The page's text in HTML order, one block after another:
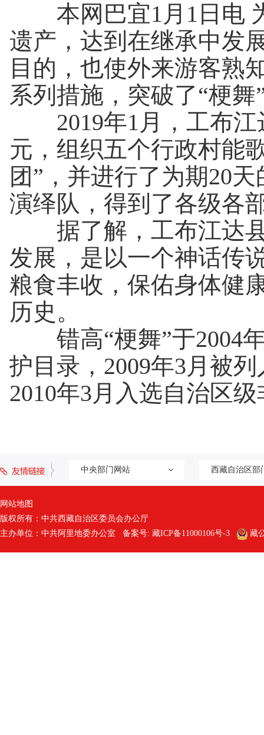
本网巴宜1月1日电
遗产，达到在继承中发
目的，也使外来游客熟
系列措施，突破了“梗
2019年1月，工布江
元，组织五个行政村能
团”，并进行了为期20
演绎队，得到了各级各
据了解，工布江达县
发展，是以一个神话传
粮食丰收，保佑身体健
历史。
错高“梗舞”于2004年
护目录，2009年3月被
2010年3月入选自治区
中央部门网站 西藏自治区部
网站地图
版权所有：中共西藏自治区委员会办公厅
主办单位：中共阿里地委办公室 备案号: 藏ICP备11000106号-3 藏